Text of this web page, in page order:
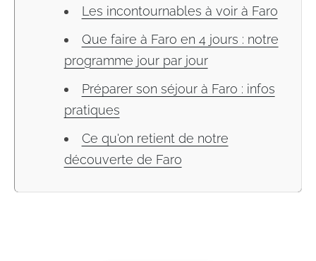
Les incontournables à voir à Faro
Que faire à Faro en 4 jours : notre
programme jour par jour
Préparer son séjour à Faro : infos
pratiques
Ce qu'on retient de notre
découverte de Faro